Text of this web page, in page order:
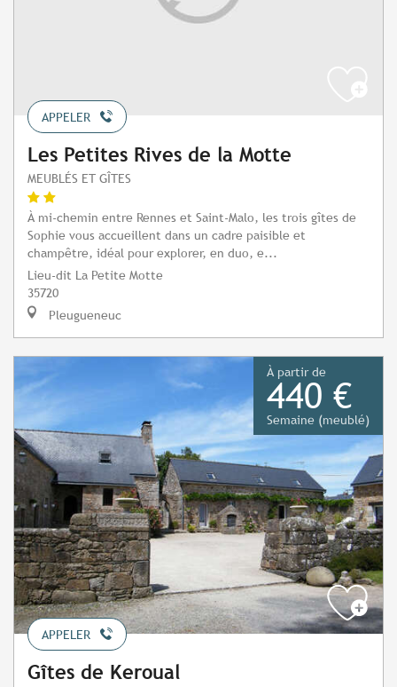
APPELER
Les Petites Rives de la Motte
MEUBLÉS ET GÎTES
À mi-chemin entre Rennes et Saint-Malo, les trois gîtes de
Sophie vous accueillent dans un cadre paisible et
champêtre, idéal pour explorer, en duo, e...
Lieu-dit La Petite Motte
35720
Pleugueneuc
À partir de
440 €
Semaine (meublé)
APPELER
Gîtes de Keroual